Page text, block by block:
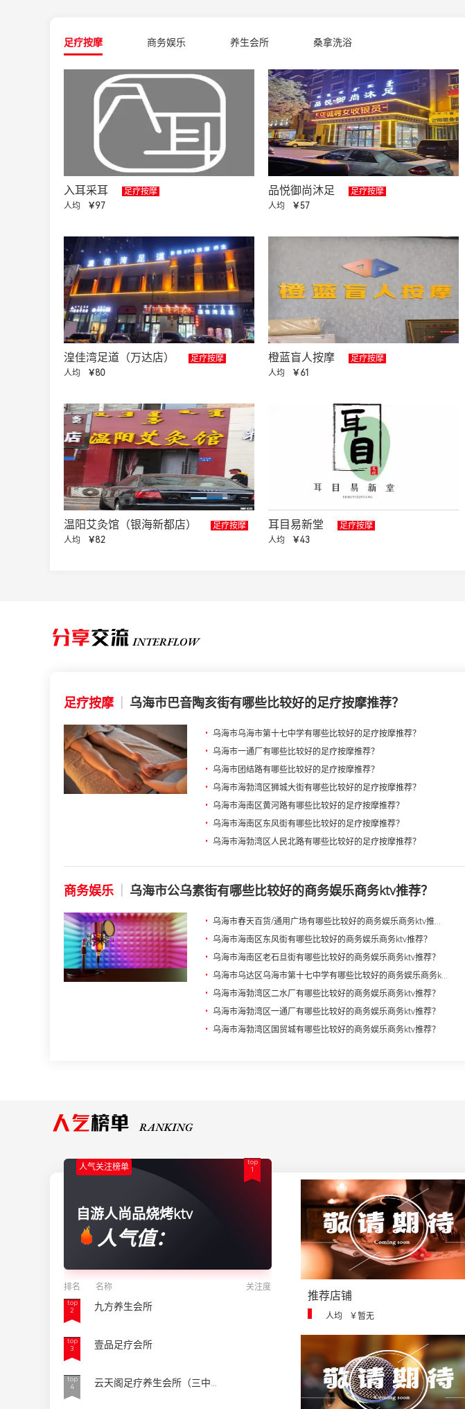
足疗按摩 商务娱乐 养生会所 桑拿洗浴
入耳采耳
足疗按摩
人均
￥97
品悦御尚沐足
足疗按摩
人均
￥57
湟佳湾足道（万达店）
足疗按摩
人均
￥80
橙蓝盲人按摩
足疗按摩
人均
￥61
温阳艾灸馆（银海新都店）
足疗按摩
人均
￥82
耳目易新堂
足疗按摩
人均
￥43
足疗按摩 乌海市巴音陶亥街有哪些比较好的足疗按摩推荐？
• 乌海市乌海市第十七中学有哪些比较好的足疗按摩推荐？
• 乌海市一通厂有哪些比较好的足疗按摩推荐？
• 乌海市团结路有哪些比较好的足疗按摩推荐？
• 乌海市海勃湾区狮城大街有哪些比较好的足疗按摩推荐？
• 乌海市海南区黄河路有哪些比较好的足疗按摩推荐？
• 乌海市海南区东风街有哪些比较好的足疗按摩推荐？
• 乌海市海勃湾区人民北路有哪些比较好的足疗按摩推荐？
商务娱乐 乌海市公乌素街有哪些比较好的商务娱乐商务ktv推荐？
• 乌海市春天百货/通用广场有哪些比较好的商务娱乐商务ktv推...
• 乌海市海南区东风街有哪些比较好的商务娱乐商务ktv推荐？
• 乌海市海南区老石旦街有哪些比较好的商务娱乐商务ktv推荐？
• 乌海市乌达区乌海市第十七中学有哪些比较好的商务娱乐商务k...
• 乌海市海勃湾区二水厂有哪些比较好的商务娱乐商务ktv推荐？
• 乌海市海勃湾区一通厂有哪些比较好的商务娱乐商务ktv推荐？
• 乌海市海勃湾区国贸城有哪些比较好的商务娱乐商务ktv推荐？
人气关注榜单
自游人尚品烧烤ktv
人气值：
top
1
排名 名称 关注度
top
2
九方养生会所
top
3
壹品足疗会所
top
4
云天阁足疗养生会所（三中...
推荐店铺
人均 ￥暂无